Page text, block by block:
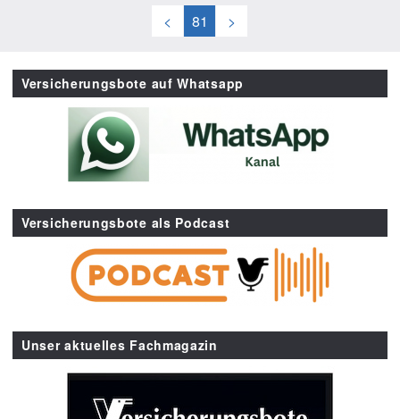
< 81 >
Versicherungsbote auf Whatsapp
Versicherungsbote als Podcast
Unser aktuelles Fachmagazin